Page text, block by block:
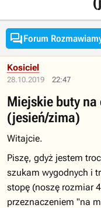
Forum
28.10.2019 22:47
Kosiciel
Miejskie buty na
(jesień/zima)
Witajcie.
Piszę, gdyż jestem
szukam wygodnych i
stopę (noszę rozmiar
przeznaczeniem "na